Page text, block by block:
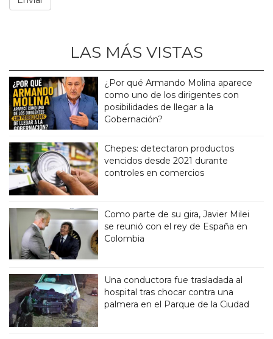
LAS MÁS VISTAS
¿Por qué Armando Molina aparece
como uno de los dirigentes con
posibilidades de llegar a la
Gobernación?
Chepes: detectaron productos
vencidos desde 2021 durante
controles en comercios
Como parte de su gira, Javier Milei
se reunió con el rey de España en
Colombia
Una conductora fue trasladada al
hospital tras chocar contra una
palmera en el Parque de la Ciudad